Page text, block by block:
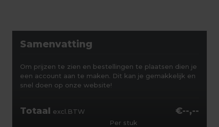
Samenvatting
Om prijzen te zien en bestellingen te plaatsen dien je
een account aan te maken. Dit kan je gemakkelijk en
snel doen op onze website!
Totaal excl.BTW €--,--
Per stuk